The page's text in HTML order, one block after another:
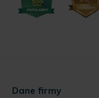
Dane firmy